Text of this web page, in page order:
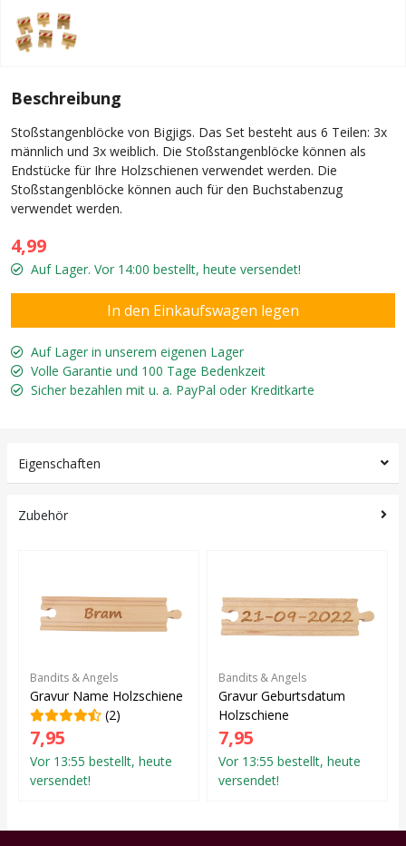
Beschreibung
Stoßstangenblöcke von Bigjigs. Das Set besteht aus 6 Teilen: 3x
männlich und 3x weiblich. Die Stoßstangenblöcke können als
Endstücke für Ihre Holzschienen verwendet werden. Die
Stoßstangenblöcke können auch für den Buchstabenzug
verwendet werden.
4,99
Auf Lager. Vor 14:00 bestellt, heute versendet!
Auf Lager in unserem eigenen Lager
Volle Garantie und 100 Tage Bedenkzeit
Sicher bezahlen mit u. a. PayPal oder Kreditkarte
Eigenschaften
Zubehör
Bandits & Angels
Gravur Name Holzschiene
(2)
7,95
Vor 13:55 bestellt, heute
versendet!
Bandits & Angels
Gravur Geburtsdatum
Holzschiene
7,95
Vor 13:55 bestellt, heute
versendet!